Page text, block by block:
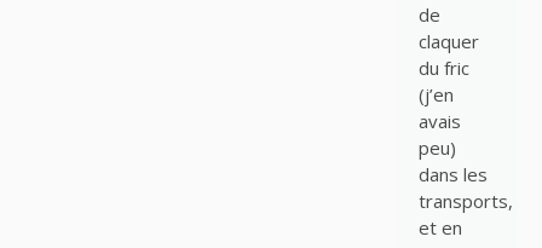
de
claquer
du fric
(j’en
avais
peu)
dans les
transports,
et en